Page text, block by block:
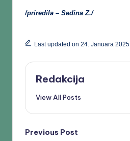
/priredila – Sedina Z./
Last updated on 24. Januara 2025.
Redakcija
View All Posts
Previous Post